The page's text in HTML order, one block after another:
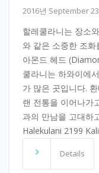
2016년 September
할레쿨라니는 장소
와 같은 소중한 조
아몬드 헤드
쿨라니는 하와이에
가 많은 곳입니다.
랜 전통을 이어나가
과의 만남을 고대하
Halekulani 2199
Details